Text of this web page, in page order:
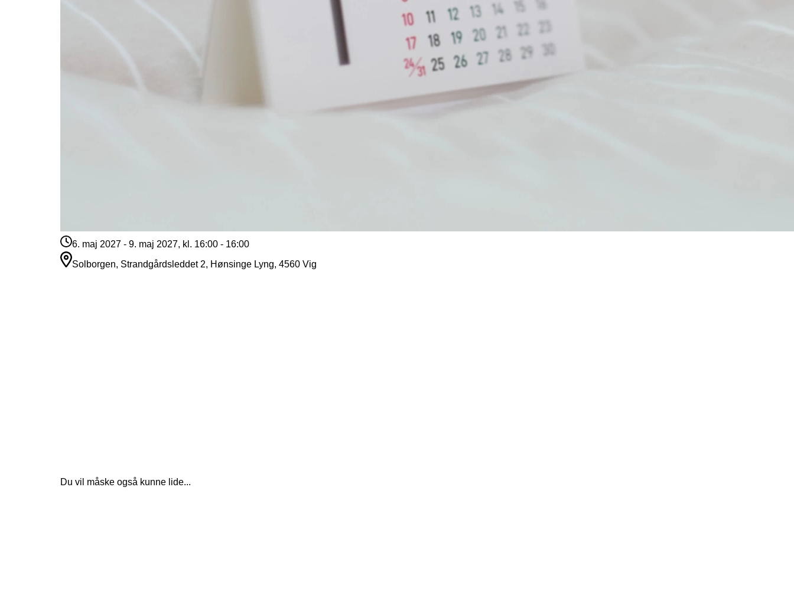
6. maj 2027 - 9. maj 2027, kl. 16:00 - 16:00
Solborgen, Strandgårdsleddet 2, Hønsinge Lyng, 4560 Vig
Du vil måske også kunne lide...